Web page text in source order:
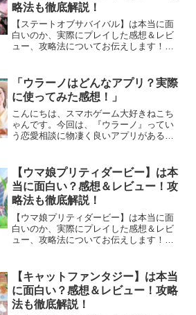
略法も徹底解説！
【ステートオブサバイバル】は本当に面
白いのか、実際にプレイした感想＆レビ
ュー、攻略法についてお伝えします！こ
ル』というゲームについて、私が実際に
触ってみて感じた、正直な...
「ウラーノはどんなアプリ？実際
に使ってみた感想！」
こんにちは、スマホゲーム大好きねこち
ゃんです。今回は、『ウラーノ』ってい
う恋愛相談に物凄く良いアプリがあるっ
て、セキュリティ面とかどうなのか正直
不安だな〜っていう人は、 ...
【ウマ娘プリティダービー】は本
当に面白い？感想＆レビュー！攻
略法も徹底解説！
【ウマ娘プリティダービー】は本当に面
白いのか、実際にプレイした感想＆レビ
ュー、攻略法についてお伝えします！
ゃんです。今回は『ウマ娘プリティダ
ー...
【キャットファンタジー】は本当
に面白い？感想＆レビュー！攻略
法も徹底解説！